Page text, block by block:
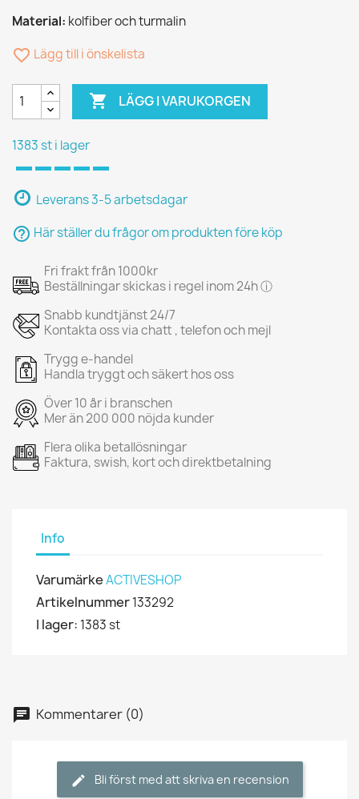
Material: kolfiber och turmalin
favorite_border Lägg till i önskelista
 LÄGG I VARUKORGEN
1383 st i lager
Leverans 3-5 arbetsdagar
help_outline Här ställer du frågor om produkten före köp
Fri frakt från 1000kr
Beställningar skickas i regel inom 24h ⓘ
Snabb kundtjänst 24/7
Kontakta oss via chatt , telefon och mejl
Trygg e-handel
Handla tryggt och säkert hos oss
Över 10 år i branschen
Mer än 200 000 nöjda kunder
Flera olika betallösningar
Faktura, swish, kort och direktbetalning
Info
VarumärkeACTIVESHOP
Artikelnummer133292
I lager: 1383 st
Kommentarer (0)
Bli först med att skriva en recension